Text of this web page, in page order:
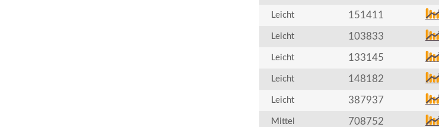
Leicht 151411
Leicht 103833
Leicht 133145
Leicht 148182
Leicht 387937
Mittel 708752